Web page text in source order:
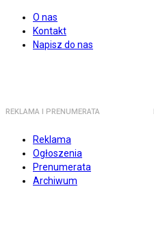
O nas
Kontakt
Napisz do nas
REKLAMA I PRENUMERATA
Reklama
Ogłoszenia
Prenumerata
Archiwum